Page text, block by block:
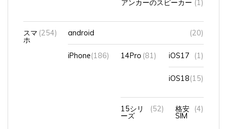
スマ(254) android (20)
iPhone(186) 14Pro(81) iOS17 (1)
iOS18(15)
15シリ
ーズ
(52) 格安
SIM
(4)